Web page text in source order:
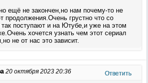
ещё не закончен,но нам почему-то не
продолжения.Очень грустно что со
так поступают и на Ютубе,и уже на этом
хочется узнать чем этот сериал
не от нас это зависит.
20 октября 2023 20:36 Ответить